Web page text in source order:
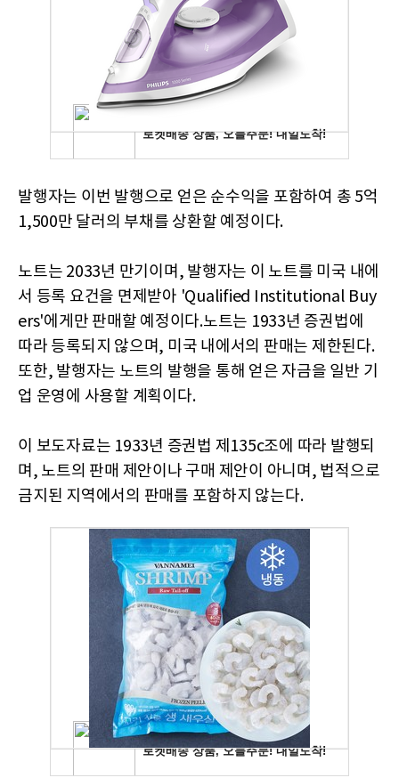
발행자는 이번 발행으로 얻은 순수익을 포함하여 총 5억
1,500만 달러의 부채를 상환할 예정이다.
노트는 2033년 만기이며, 발행자는 이 노트를 미국 내에
서 등록 요건을 면제받아 'Qualified Institutional Buy
ers'에게만 판매할 예정이다.노트는 1933년 증권법에
따라 등록되지 않으며, 미국 내에서의 판매는 제한된다.
또한, 발행자는 노트의 발행을 통해 얻은 자금을 일반 기
업 운영에 사용할 계획이다.
이 보도자료는 1933년 증권법 제135c조에 따라 발행되
며, 노트의 판매 제안이나 구매 제안이 아니며, 법적으로
금지된 지역에서의 판매를 포함하지 않는다.